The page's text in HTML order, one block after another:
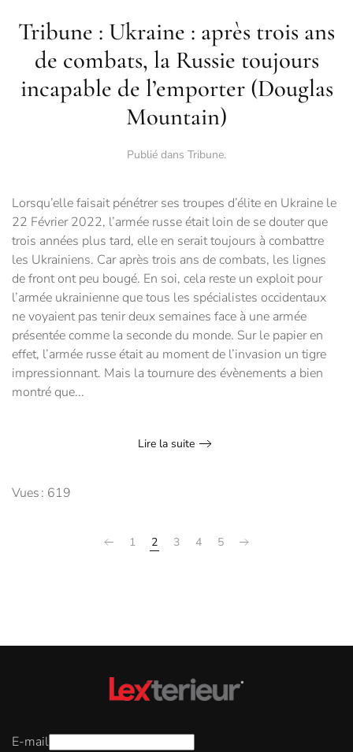
Tribune : Ukraine : après trois ans
de combats, la Russie toujours
incapable de l’emporter (Douglas
Mountain)
Publié dans Tribune.
Lorsqu’elle faisait pénétrer ses troupes d’élite en Ukraine le
22 Février 2022, l’armée russe était loin de se douter que
trois années plus tard, elle en serait toujours à combattre
les Ukrainiens. Car après trois ans de combats, les lignes
de front ont peu bougé. En soi, cela reste un exploit pour
l’armée ukrainienne que tous les spécialistes occidentaux
ne voyaient pas tenir deux semaines face à une armée
présentée comme la seconde du monde. Sur le papier en
effet, l’armée russe était au moment de l’invasion un tigre
impressionnant. Mais la tournure des évènements a bien
montré que...
Lire la suite
Vues : 619
1 2 3 4 5
E-mail